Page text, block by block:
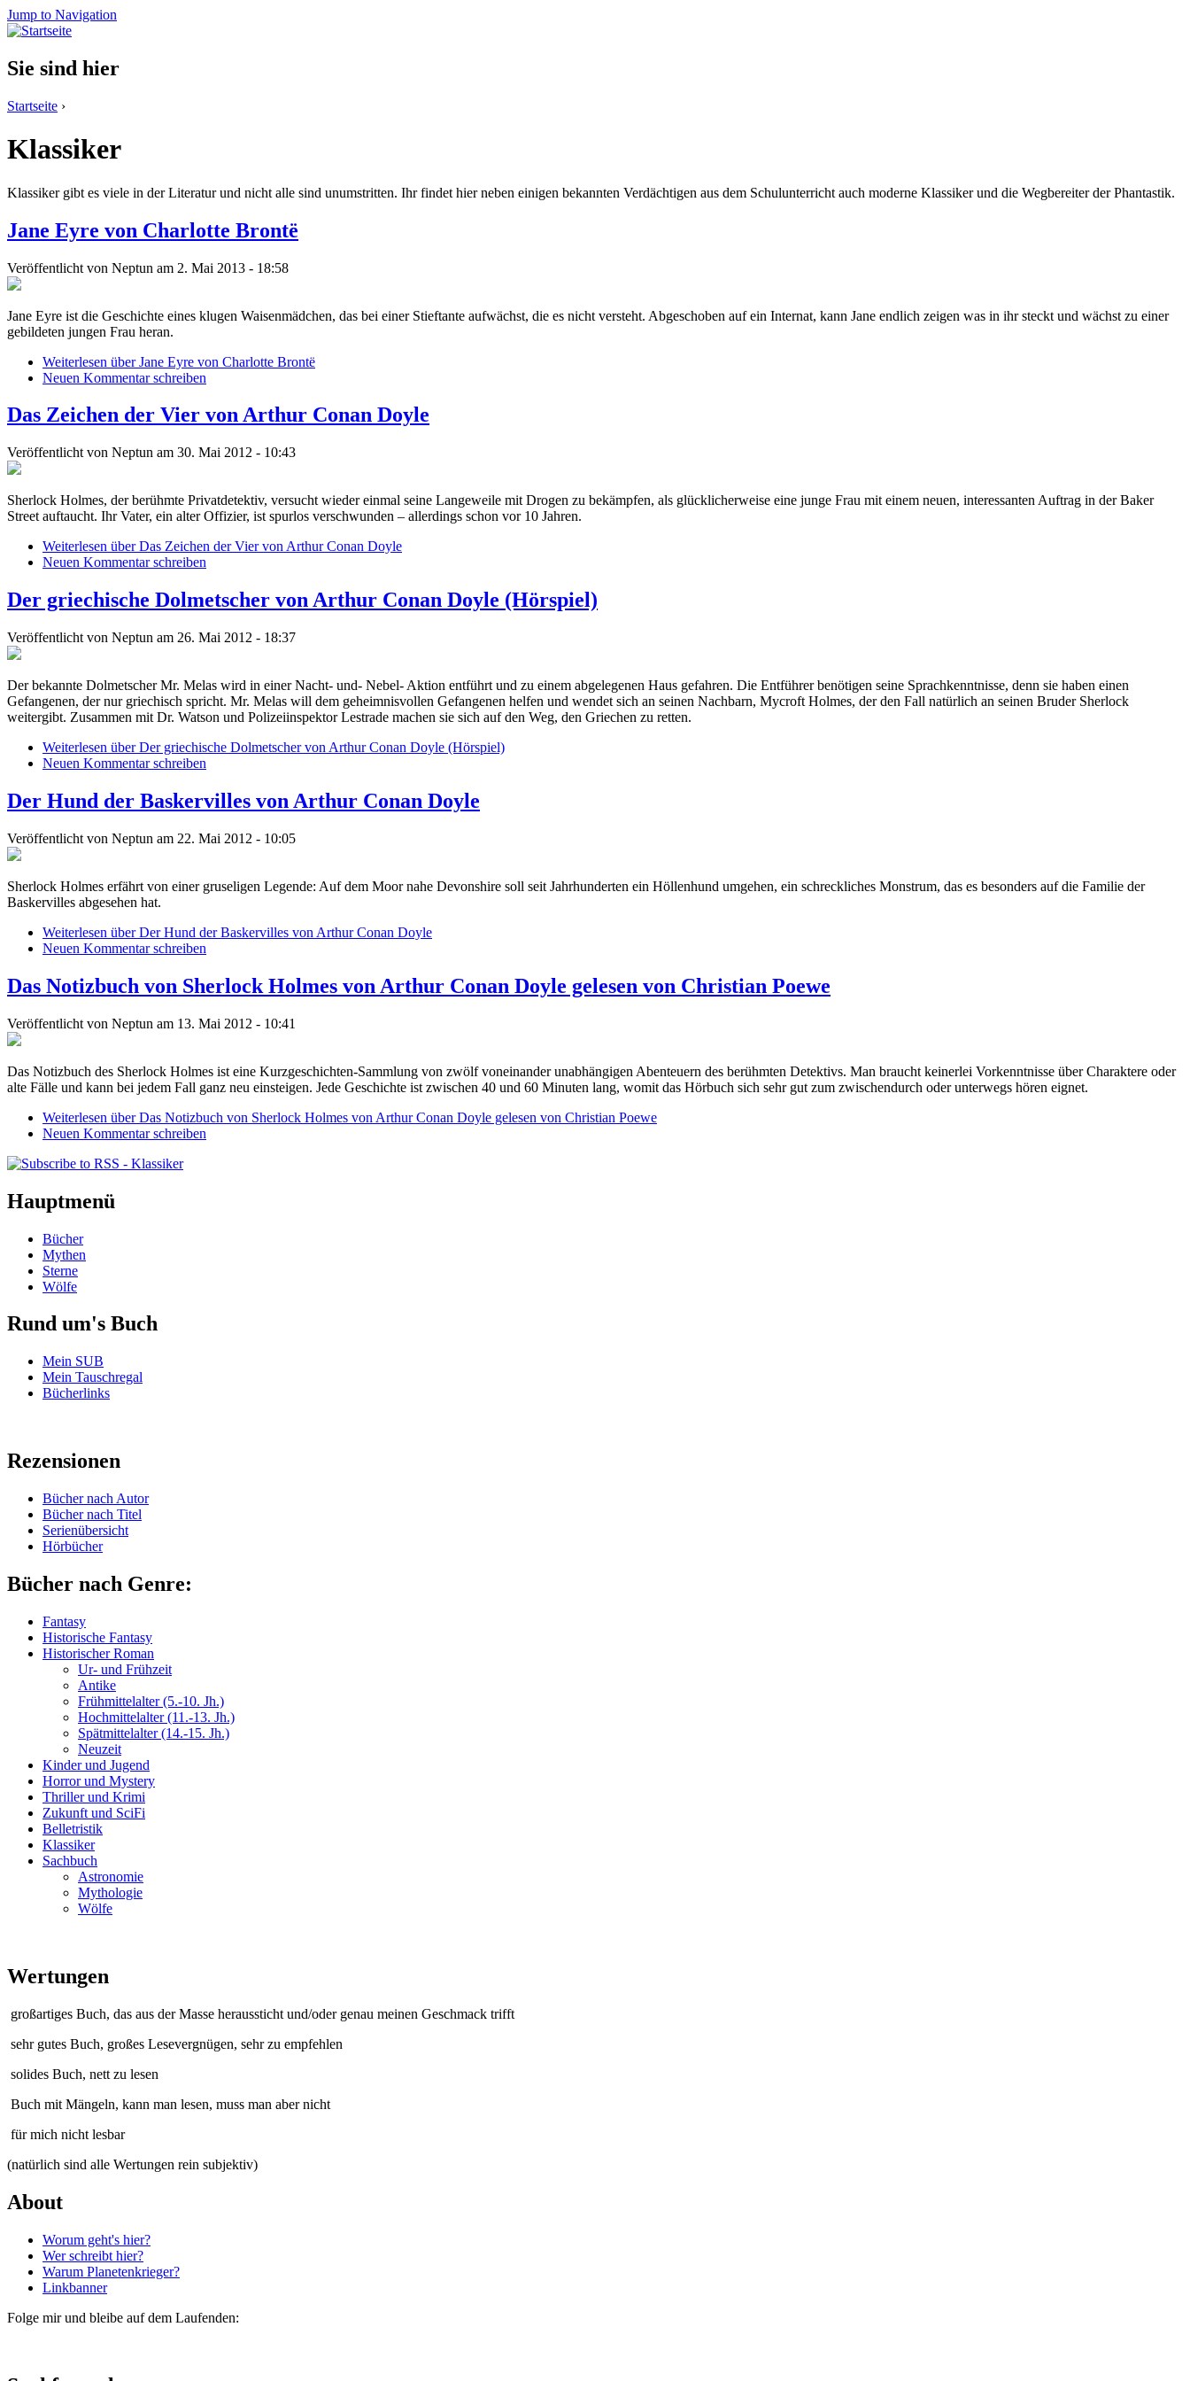
Jump to Navigation
Sie sind hier
Startseite ›
Klassiker
Klassiker gibt es viele in der Literatur und nicht alle sind unumstritten. Ihr findet hier neben einigen bekannten Verdächtigen aus dem Schulunterricht auch moderne Klassiker und die Wegbereiter der Phantastik.
Jane Eyre von Charlotte Brontë
Veröffentlicht von Neptun am 2. Mai 2013 - 18:58
Jane Eyre ist die Geschichte eines klugen Waisenmädchen, das bei einer Stieftante aufwächst, die es nicht versteht. Abgeschoben auf ein Internat, kann Jane endlich zeigen was in ihr steckt und wächst zu einer
gebildeten jungen Frau heran.
Weiterlesen über Jane Eyre von Charlotte Brontë
Neuen Kommentar schreiben
Das Zeichen der Vier von Arthur Conan Doyle
Veröffentlicht von Neptun am 30. Mai 2012 - 10:43
Sherlock Holmes, der berühmte Privatdetektiv, versucht wieder einmal seine Langeweile mit Drogen zu bekämpfen, als glücklicherweise eine junge Frau mit einem neuen, interessanten Auftrag in der Baker
Street auftaucht. Ihr Vater, ein alter Offizier, ist spurlos verschwunden – allerdings schon vor 10 Jahren.
Weiterlesen über Das Zeichen der Vier von Arthur Conan Doyle
Neuen Kommentar schreiben
Der griechische Dolmetscher von Arthur Conan Doyle (Hörspiel)
Veröffentlicht von Neptun am 26. Mai 2012 - 18:37
Der bekannte Dolmetscher Mr. Melas wird in einer Nacht- und- Nebel- Aktion entführt und zu einem abgelegenen Haus gefahren. Die Entführer benötigen seine Sprachkenntnisse, denn sie haben einen
Gefangenen, der nur griechisch spricht. Mr. Melas will dem geheimnisvollen Gefangenen helfen und wendet sich an seinen Nachbarn, Mycroft Holmes, der den Fall natürlich an seinen Bruder Sherlock
weitergibt. Zusammen mit Dr. Watson und Polizeiinspektor Lestrade machen sie sich auf den Weg, den Griechen zu retten.
Weiterlesen über Der griechische Dolmetscher von Arthur Conan Doyle (Hörspiel)
Neuen Kommentar schreiben
Der Hund der Baskervilles von Arthur Conan Doyle
Veröffentlicht von Neptun am 22. Mai 2012 - 10:05
Sherlock Holmes erfährt von einer gruseligen Legende: Auf dem Moor nahe Devonshire soll seit Jahrhunderten ein Höllenhund umgehen, ein schreckliches Monstrum, das es besonders auf die Familie der
Baskervilles abgesehen hat.
Weiterlesen über Der Hund der Baskervilles von Arthur Conan Doyle
Neuen Kommentar schreiben
Das Notizbuch von Sherlock Holmes von Arthur Conan Doyle gelesen von Christian Poewe
Veröffentlicht von Neptun am 13. Mai 2012 - 10:41
Das Notizbuch des Sherlock Holmes ist eine Kurzgeschichten-Sammlung von zwölf voneinander unabhängigen Abenteuern des berühmten Detektivs. Man braucht keinerlei Vorkenntnisse über Charaktere oder
alte Fälle und kann bei jedem Fall ganz neu einsteigen. Jede Geschichte ist zwischen 40 und 60 Minuten lang, womit das Hörbuch sich sehr gut zum zwischendurch oder unterwegs hören eignet.
Weiterlesen über Das Notizbuch von Sherlock Holmes von Arthur Conan Doyle gelesen von Christian Poewe
Neuen Kommentar schreiben
Hauptmenü
Bücher
Mythen
Sterne
Wölfe
Rund um's Buch
Mein SUB
Mein Tauschregal
Bücherlinks
Rezensionen
Bücher nach Autor
Bücher nach Titel
Serienübersicht
Hörbücher
Bücher nach Genre:
Fantasy
Historische Fantasy
Historischer Roman
Ur- und Frühzeit
Antike
Frühmittelalter (5.-10. Jh.)
Hochmittelalter (11.-13. Jh.)
Spätmittelalter (14.-15. Jh.)
Neuzeit
Kinder und Jugend
Horror und Mystery
Thriller und Krimi
Zukunft und SciFi
Belletristik
Klassiker
Sachbuch
Astronomie
Mythologie
Wölfe
Wertungen
großartiges Buch, das aus der Masse heraussticht und/oder genau meinen Geschmack trifft
sehr gutes Buch, großes Lesevergnügen, sehr zu empfehlen
solides Buch, nett zu lesen
Buch mit Mängeln, kann man lesen, muss man aber nicht
für mich nicht lesbar
(natürlich sind alle Wertungen rein subjektiv)
About
Worum geht's hier?
Wer schreibt hier?
Warum Planetenkrieger?
Linkbanner
Folge mir und bleibe auf dem Laufenden: